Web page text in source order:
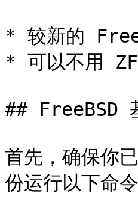
* 较新的
* 可以不用
## FreeBSD
首先，确保你
份运行以下命